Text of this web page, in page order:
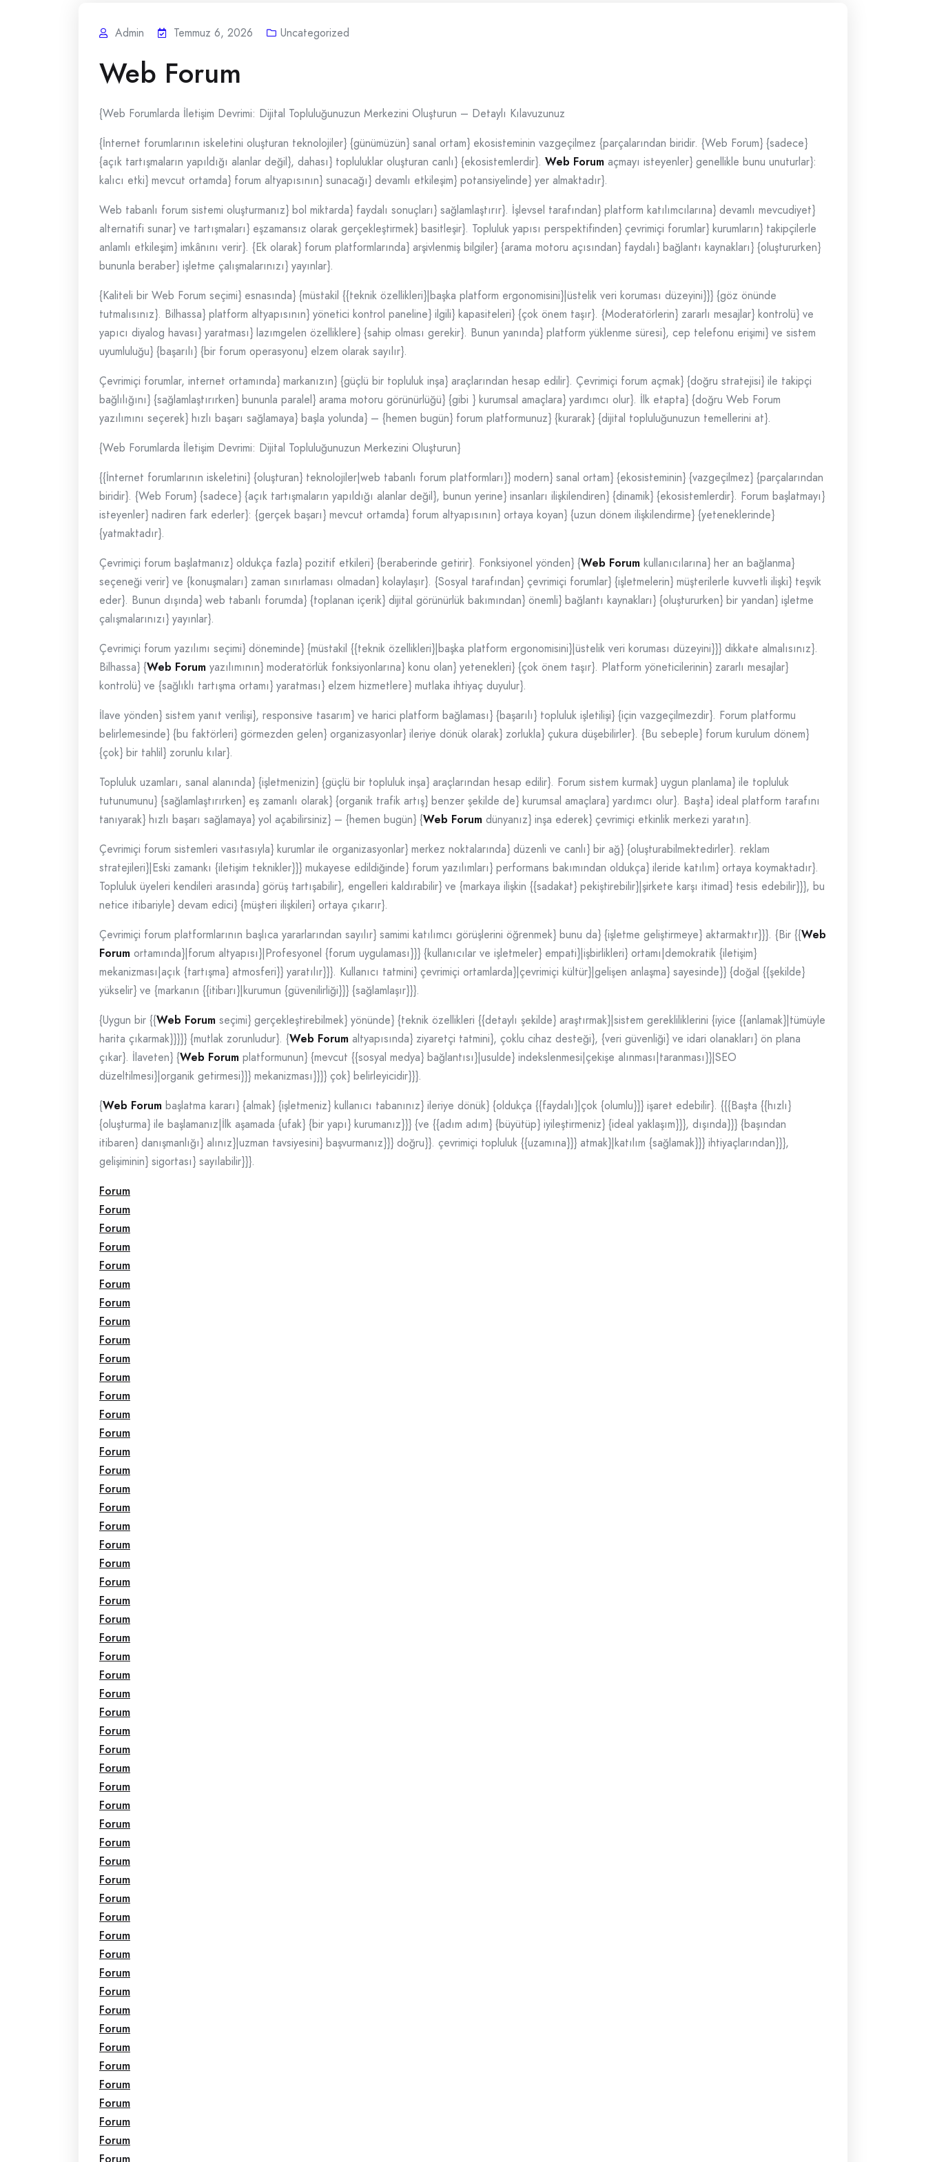
Admin Temmuz 6, 2026 Uncategorized
Web Forum
{Web Forumlarda İletişim Devrimi: Dijital Topluluğunuzun Merkezini Oluşturun – Detaylı Kılavuzunuz
{İnternet forumlarının iskeletini oluşturan teknolojiler} {günümüzün} sanal ortam} ekosisteminin vazgeçilmez {parçalarından biridir. {Web Forum} {sadece}
{açık tartışmaların yapıldığı alanlar değil}, dahası} topluluklar oluşturan canlı} {ekosistemlerdir}. Web Forum açmayı isteyenler} genellikle bunu unuturlar}:
kalıcı etki} mevcut ortamda} forum altyapısının} sunacağı} devamlı etkileşim} potansiyelinde} yer almaktadır}.
Web tabanlı forum sistemi oluşturmanız} bol miktarda} faydalı sonuçları} sağlamlaştırır}. İşlevsel tarafından} platform katılımcılarına} devamlı mevcudiyet}
alternatifi sunar} ve tartışmaları} eşzamansız olarak gerçekleştirmek} basitleşir}. Topluluk yapısı perspektifinden} çevrimiçi forumlar} kurumların} takipçilerle
anlamlı etkileşim} imkânını verir}. {Ek olarak} forum platformlarında} arşivlenmiş bilgiler} {arama motoru açısından} faydalı} bağlantı kaynakları} {oluştururken}
bununla beraber} işletme çalışmalarınızı} yayınlar}.
{Kaliteli bir Web Forum seçimi} esnasında} {müstakil {{teknik özellikleri}|başka platform ergonomisini}|üstelik veri koruması düzeyini}}} {göz önünde
tutmalısınız}. Bilhassa} platform altyapısının} yönetici kontrol paneline} ilgili} kapasiteleri} {çok önem taşır}. {Moderatörlerin} zararlı mesajlar} kontrolü} ve
yapıcı diyalog havası} yaratması} lazımgelen özelliklere} {sahip olması gerekir}. Bunun yanında} platform yüklenme süresi}, cep telefonu erişimi} ve sistem
uyumluluğu} {başarılı} {bir forum operasyonu} elzem olarak sayılır}.
Çevrimiçi forumlar, internet ortamında} markanızın} {güçlü bir topluluk inşa} araçlarından hesap edilir}. Çevrimiçi forum açmak} {doğru stratejisi} ile takipçi
bağlılığını} {sağlamlaştırırken} bununla paralel} arama motoru görünürlüğü} {gibi } kurumsal amaçlara} yardımcı olur}. İlk etapta} {doğru Web Forum
yazılımını seçerek} hızlı başarı sağlamaya} başla yolunda} – {hemen bugün} forum platformunuz} {kurarak} {dijital topluluğunuzun temellerini at}.
{Web Forumlarda İletişim Devrimi: Dijital Topluluğunuzun Merkezini Oluşturun}
{{İnternet forumlarının iskeletini} {oluşturan} teknolojiler|web tabanlı forum platformları}} modern} sanal ortam} {ekosisteminin} {vazgeçilmez} {parçalarından
biridir}. {Web Forum} {sadece} {açık tartışmaların yapıldığı alanlar değil}, bunun yerine} insanları ilişkilendiren} {dinamik} {ekosistemlerdir}. Forum başlatmayı}
isteyenler} nadiren fark ederler}: {gerçek başarı} mevcut ortamda} forum altyapısının} ortaya koyan} {uzun dönem ilişkilendirme} {yeteneklerinde}
{yatmaktadır}.
Çevrimiçi forum başlatmanız} oldukça fazla} pozitif etkileri} {beraberinde getirir}. Fonksiyonel yönden} {Web Forum kullanıcılarına} her an bağlanma}
seçeneği verir} ve {konuşmaları} zaman sınırlaması olmadan} kolaylaşır}. {Sosyal tarafından} çevrimiçi forumlar} {işletmelerin} müşterilerle kuvvetli ilişki} teşvik
eder}. Bunun dışında} web tabanlı forumda} {toplanan içerik} dijital görünürlük bakımından} önemli} bağlantı kaynakları} {oluştururken} bir yandan} işletme
çalışmalarınızı} yayınlar}.
Çevrimiçi forum yazılımı seçimi} döneminde} {müstakil {{teknik özellikleri}|başka platform ergonomisini}|üstelik veri koruması düzeyini}}} dikkate almalısınız}.
Bilhassa} {Web Forum yazılımının} moderatörlük fonksiyonlarına} konu olan} yetenekleri} {çok önem taşır}. Platform yöneticilerinin} zararlı mesajlar}
kontrolü} ve {sağlıklı tartışma ortamı} yaratması} elzem hizmetlere} mutlaka ihtiyaç duyulur}.
İlave yönden} sistem yanıt verilişi}, responsive tasarım} ve harici platform bağlaması} {başarılı} topluluk işletilişi} {için vazgeçilmezdir}. Forum platformu
belirlemesinde} {bu faktörleri} görmezden gelen} organizasyonlar} ileriye dönük olarak} zorlukla} çukura düşebilirler}. {Bu sebeple} forum kurulum dönem}
{çok} bir tahlil} zorunlu kılar}.
Topluluk uzamları, sanal alanında} {işletmenizin} {güçlü bir topluluk inşa} araçlarından hesap edilir}. Forum sistem kurmak} uygun planlama} ile topluluk
tutunumunu} {sağlamlaştırırken} eş zamanlı olarak} {organik trafik artış} benzer şekilde de} kurumsal amaçlara} yardımcı olur}. Başta} ideal platform tarafını
tanıyarak} hızlı başarı sağlamaya} yol açabilirsiniz} – {hemen bugün} {Web Forum dünyanız} inşa ederek} çevrimiçi etkinlik merkezi yaratın}.
Çevrimiçi forum sistemleri vasıtasıyla} kurumlar ile organizasyonlar} merkez noktalarında} düzenli ve canlı} bir ağ} {oluşturabilmektedirler}. reklam
stratejileri}|Eski zamankı {iletişim teknikler}}} mukayese edildiğinde} forum yazılımları} performans bakımından oldukça} ileride katılım} ortaya koymaktadır}.
Topluluk üyeleri kendileri arasında} görüş tartışabilir}, engelleri kaldırabilir} ve {markaya ilişkin {{sadakat} pekiştirebilir}|şirkete karşı itimad} tesis edebilir}}}, bu
netice itibariyle} devam edici} {müşteri ilişkileri} ortaya çıkarır}.
Çevrimiçi forum platformlarının başlıca yararlarından sayılır} samimi katılımcı görüşlerini öğrenmek} bunu da} {işletme geliştirmeye} aktarmaktır}}}. {Bir {{Web
Forum ortamında}|forum altyapısı}|Profesyonel {forum uygulaması}}} {kullanıcılar ve işletmeler} empati}|işbirlikleri} ortamı|demokratik {iletişim}
mekanizması|açık {tartışma} atmosferi}} yaratılır}}}. Kullanıcı tatmini} çevrimiçi ortamlarda}|çevrimiçi kültür}|gelişen anlaşma} sayesinde}} {doğal {{şekilde}
yükselir} ve {markanın {{itibarı}|kurumun {güvenilirliği}}} {sağlamlaşır}}}.
{Uygun bir {{Web Forum seçimi} gerçekleştirebilmek} yönünde} {teknik özellikleri {{detaylı şekilde} araştırmak}|sistem gerekliliklerini {iyice {{anlamak}|tümüyle
harita çıkarmak}}}}} {mutlak zorunludur}. {Web Forum altyapısında} ziyaretçi tatmini}, çoklu cihaz desteği}, {veri güvenliği} ve idari olanakları} ön plana
çıkar}. İlaveten} {Web Forum platformunun} {mevcut {{sosyal medya} bağlantısı}|usulde} indekslenmesi|çekişe alınması|taranması}}|SEO
düzeltilmesi}|organik getirmesi}}} mekanizması}}}} çok} belirleyicidir}}}.
{Web Forum başlatma kararı} {almak} {işletmeniz} kullanıcı tabanınız} ileriye dönük} {oldukça {{faydalı}|çok {olumlu}}} işaret edebilir}. {{{Başta {{hızlı}
{oluşturma} ile başlamanız|İlk aşamada {ufak} {bir yapı} kurumanız}}} {ve {{adım adım} {büyütüp} iyileştirmeniz} {ideal yaklaşım}}}, dışında}}} {başından
itibaren} danışmanlığı} alınız}|uzman tavsiyesini} başvurmanız}}} doğru}}. çevrimiçi topluluk {{uzamına}}} atmak}|katılım {sağlamak}}} ihtiyaçlarından}}},
gelişiminin} sigortası} sayılabilir}}}.
Forum
Forum
Forum
Forum
Forum
Forum
Forum
Forum
Forum
Forum
Forum
Forum
Forum
Forum
Forum
Forum
Forum
Forum
Forum
Forum
Forum
Forum
Forum
Forum
Forum
Forum
Forum
Forum
Forum
Forum
Forum
Forum
Forum
Forum
Forum
Forum
Forum
Forum
Forum
Forum
Forum
Forum
Forum
Forum
Forum
Forum
Forum
Forum
Forum
Forum
Forum
Forum